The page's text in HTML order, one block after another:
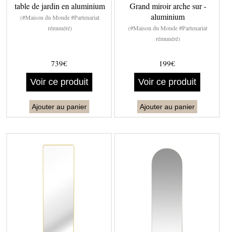
table de jardin en aluminium
(#Maison du Monde #Partenariat
rémunéré)
739€
Voir ce produit
Ajouter au panier
Grand miroir arche sur -
aluminium
(#Maison du Monde #Partenariat
rémunéré)
199€
Voir ce produit
Ajouter au panier